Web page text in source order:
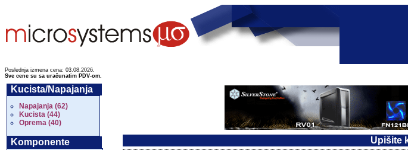
Poslednja izmena cena: 03.08.2026.
Sve cene su sa uračunatim PDV-om.
Kucista/Napajanja
Napajanja (62)
Kucista (44)
Oprema (40)
Komponente Upišite